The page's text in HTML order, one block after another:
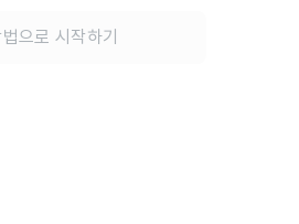
으로 시작하기